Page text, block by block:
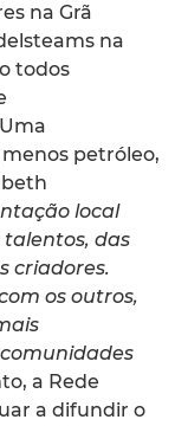
na Grã
na
todos
petróleo,
local
das
criadores.
os outros,
a Rede
a difundir o